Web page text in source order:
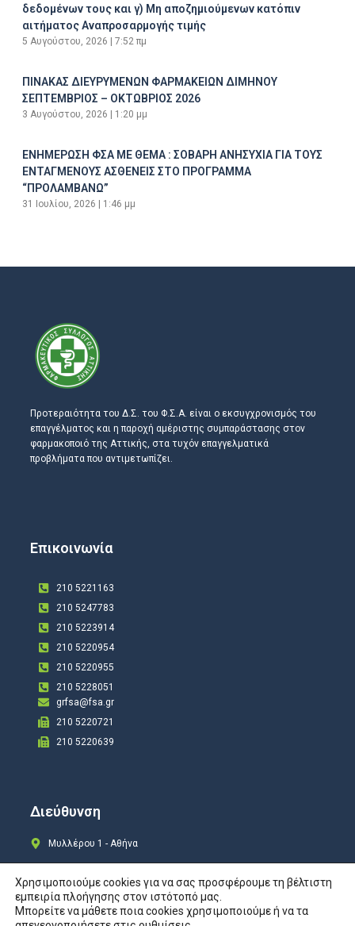
δεδομένων τους και γ) Μη αποζημιούμενων κατόπιν
αιτήματος Αναπροσαρμογής τιμής
5 Αυγούστου, 2026 7:52 πμ
ΠΙΝΑΚΑΣ ΔΙΕΥΡΥΜΕΝΩΝ ΦΑΡΜΑΚΕΙΩΝ ΔΙΜΗΝΟΥ
ΣΕΠΤΕΜΒΡΙΟΣ – ΟΚΤΩΒΡΙΟΣ 2026
3 Αυγούστου, 2026 1:20 μμ
ΕΝΗΜΕΡΩΣΗ ΦΣΑ ΜΕ ΘΕΜΑ : ΣΟΒΑΡΗ ΑΝΗΣΥΧΙΑ ΓΙΑ ΤΟΥΣ
ΕΝΤΑΓΜΕΝΟΥΣ ΑΣΘΕΝΕΙΣ ΣΤΟ ΠΡΟΓΡΑΜΜΑ
“ΠΡΟΛΑΜΒΑΝΩ”
31 Ιουλίου, 2026 1:46 μμ
Προτεραιότητα του Δ.Σ. του Φ.Σ.Α. είναι ο εκσυγχρονισμός του
επαγγέλματος και η παροχή αμέριστης συμπαράστασης στον
φαρμακοποιό της Αττικής, στα τυχόν επαγγελματικά
προβλήματα που αντιμετωπίζει.
Επικοινωνία
210 5221163
210 5247783
210 5223914
210 5220954
210 5220955
210 5228051
grfsa@fsa.gr
210 5220721
210 5220639
Διεύθυνση
Μυλλέρου 1 - Αθήνα
Copyright © 2024 All rights Reserved. Design byCOSMOTE New Site4U
Χρησιμοποιούμε cookies για να σας προσφέρουμε τη βέλτιστη
εμπειρία πλοήγησης στον ιστότοπό μας.
Μπορείτε να μάθετε ποια cookies χρησιμοποιούμε ή να τα